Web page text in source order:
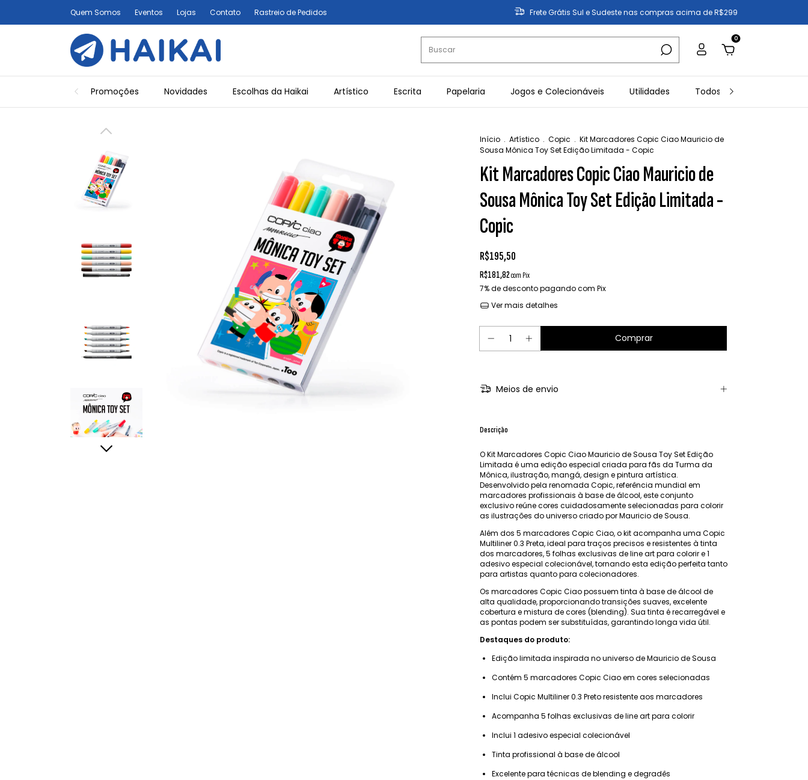
Quem Somos Eventos Lojas Contato Rastreio de Pedidos Frete Grátis Sul e Sudeste nas compras acima de R$299
0
Promoções Novidades Escolhas da Haikai Artístico Escrita Papelaria Jogos e Colecionáveis Utilidades Todos os Produtos
Início . Artístico . Copic . Kit Marcadores Copic Ciao Mauricio de
Sousa Mônica Toy Set Edição Limitada - Copic
Kit Marcadores Copic Ciao Mauricio de
Sousa Mônica Toy Set Edição Limitada -
Copic
R$195,50
R$181,82com Pix
7% de descontopagando com Pix
Ver mais detalhes
Meios de envio
Descrição
O Kit Marcadores Copic Ciao Mauricio de Sousa Toy Set Edição
Limitada é uma edição especial criada para fãs da Turma da
Mônica, ilustração, mangá, design e pintura artística.
Desenvolvido pela renomada Copic, referência mundial em
marcadores profissionais à base de álcool, este conjunto
exclusivo reúne cores cuidadosamente selecionadas para colorir
as ilustrações do universo criado por Mauricio de Sousa.
Além dos 5 marcadores Copic Ciao, o kit acompanha uma Copic
Multiliner 0.3 Preta, ideal para traços precisos e resistentes à tinta
dos marcadores, 5 folhas exclusivas de line art para colorir e 1
adesivo especial colecionável, tornando esta edição perfeita tanto
para artistas quanto para colecionadores.
Os marcadores Copic Ciao possuem tinta à base de álcool de
alta qualidade, proporcionando transições suaves, excelente
cobertura e mistura de cores (blending). Sua tinta é recarregável e
as pontas podem ser substituídas, garantindo longa vida útil.
Destaques do produto:
Edição limitada inspirada no universo de Mauricio de Sousa
Contém 5 marcadores Copic Ciao em cores selecionadas
Inclui Copic Multiliner 0.3 Preto resistente aos marcadores
Acompanha 5 folhas exclusivas de line art para colorir
Inclui 1 adesivo especial colecionável
Tinta profissional à base de álcool
Excelente para técnicas de blending e degradês